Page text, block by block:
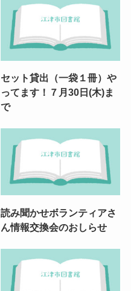
セット貸出（一袋１冊）や
ってます！７月30日(木)ま
で
読み聞かせボランティアさ
ん情報交換会のおしらせ